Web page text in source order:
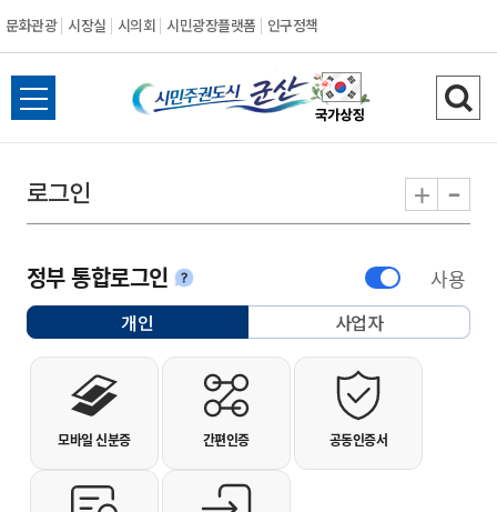
문화관광 시장실 시의회 시민광장플랫폼 인구정책
시민주권도시 군
전체메뉴 열기 검
로그인 + -
정부 통합로그인안내 사용
개인선택됨 사업자
개인사용자 로그인
모바일 신분증 간편인증 공동인증서